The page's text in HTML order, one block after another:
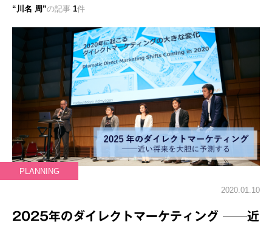
川名 周 の記事 1件
PLANNING
2020.01.10
2025年のダイレクトマーケティング ──近